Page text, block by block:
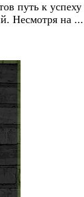
путь к успеху
Несмотря на ...